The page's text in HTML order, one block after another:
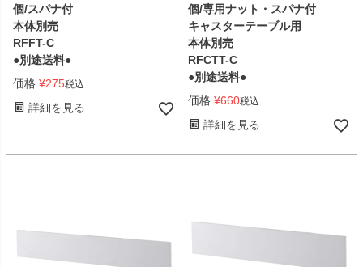
個/スパナ付
本体別売
RFFT-C
●別途送料●
価格 ¥275税込
詳細を見る
個/専用ナット・スパナ付
キャスターテーブル用
本体別売
RFCTT-C
●別途送料●
価格 ¥660税込
詳細を見る